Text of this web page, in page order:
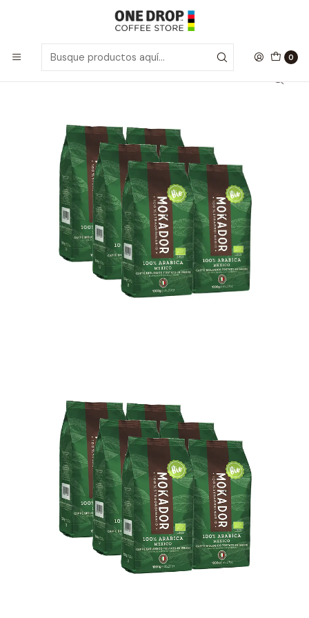
0
Café Grano Entero
CAJA 6un Café Grano Entero 100% Arábica 1kg.